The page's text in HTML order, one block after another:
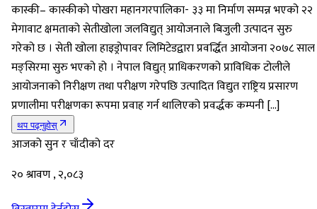
कास्की– कास्कीको पोखरा महानगरपालिका- ३३ मा निर्माण सम्पन्न भएको २२
मेगावाट क्षमताको सेतीखोला जलविद्युत् आयोजनाले बिजुली उत्पादन सुरु
गरेको छ । सेती खोला हाइड्रोपावर लिमिटेडद्वारा प्रवर्द्धित आयोजना २०७८ साल
मङ्सिरमा सुरु भएको हो । नेपाल विद्युत् प्राधिकरणको प्राविधिक टोलीले
आयोजनाको निरीक्षण तथा परीक्षण गरेपछि उत्पादित विद्युत राष्ट्रिय प्रसारण
प्रणालीमा परीक्षणका रूपमा प्रवाह गर्न थालिएको प्रवर्द्धक कम्पनी […]
थप पढ्नुहोस्
आजको सुन र चाँदीको दर
२० श्रावण , २,०८३